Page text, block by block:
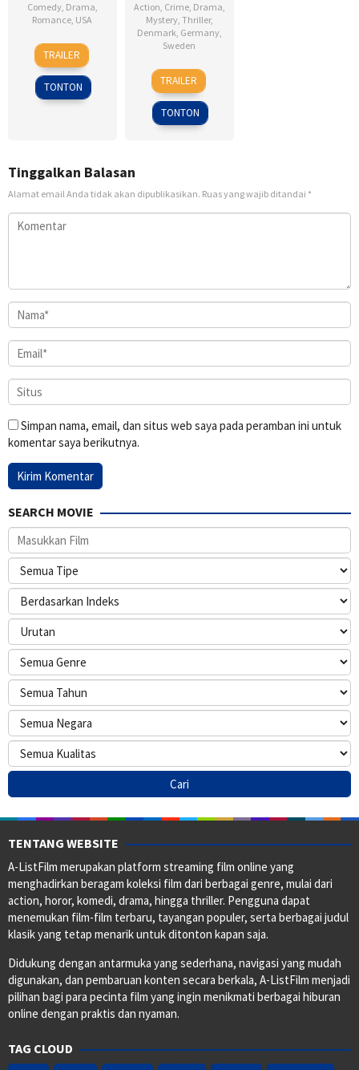
Comedy, Drama,
Romance, USA
6
Feb
2009
Ken
Kwapis
TRAILER
TONTON
Action, Crime, Drama,
Mystery, Thriller,
Denmark, Germany,
Sweden
18
Sep
2009
Daniel
Alfredson
TRAILER
TONTON
Tinggalkan Balasan
Alamat email Anda tidak akan dipublikasikan. Ruas yang wajib ditandai *
Simpan nama, email, dan situs web saya pada peramban ini untuk
komentar saya berikutnya.
SEARCH MOVIE
TENTANG WEBSITE
A-ListFilm merupakan platform streaming film online yang
menghadirkan beragam koleksi film dari berbagai genre, mulai dari
action, horor, komedi, drama, hingga thriller. Pengguna dapat
menemukan film-film terbaru, tayangan populer, serta berbagai judul
klasik yang tetap menarik untuk ditonton kapan saja.
Didukung dengan antarmuka yang sederhana, navigasi yang mudah
digunakan, dan pembaruan konten secara berkala, A-ListFilm menjadi
pilihan bagi para pecinta film yang ingin menikmati berbagai hiburan
online dengan praktis dan nyaman.
TAG CLOUD